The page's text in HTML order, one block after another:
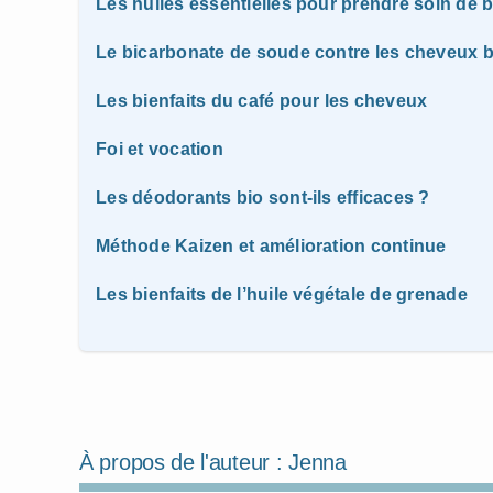
Les huiles essentielles pour prendre soin de
Le bicarbonate de soude contre les cheveux
Les bienfaits du café pour les cheveux
Foi et vocation
Les déodorants bio sont-ils efficaces ?
Méthode Kaizen et amélioration continue
Les bienfaits de l’huile végétale de grenade
À propos de l'auteur :Jenna